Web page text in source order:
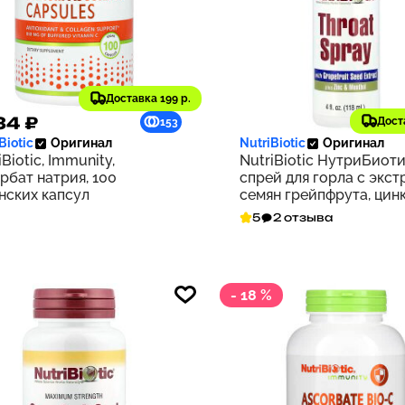
Доставка 199 р.
₽ 153
Оригинал
Immunity,
натрия, 100
капсул
NutriBiotic Оригинал
NutriBiotic
спрей для горла с
семян грейпфрута,
ментолом, 4 жидких
(118 мл)
5 2 отзыва
- 18 %